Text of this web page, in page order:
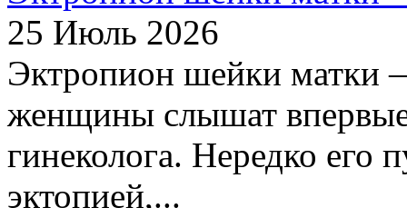
25 Июль 2026
Эктропион шейки матки
женщины слышат
гинеколога. Нередко его
эктопией,...